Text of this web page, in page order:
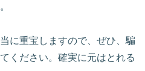
に重宝しますので、ぜひ、騙
ください。確実に元はとれる